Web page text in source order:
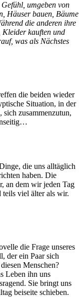
umgeben von
Häuser bauen, Bäume
die anderen ihre
Kleider kauften und
was als Nächstes
die beiden wieder
Situation, in der
sich zusammenzutun,
die uns alltäglich
haben. Die
an dem wir jeden Tag
teils viel älter als wir.
die Frage unseres
der ein Paar sich
Menschen?
Leben ihn uns
Sie bringt uns
beiseite schieben.